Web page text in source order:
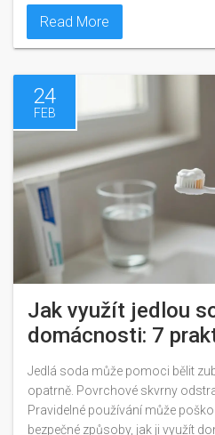
Read More
24
FEB
Jak využít jedlou
domácnosti: 7
způsobů, včetně
Jedlá soda může pomoci bělit
opatrně. Povrchové skvrny
Pravidelné používání může
bezpečné způsoby, jak ji využít